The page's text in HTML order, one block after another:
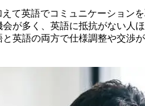
英語でコミュニケーション
が多く、英語に抵抗がない人
英語の両方で仕様調整や交渉